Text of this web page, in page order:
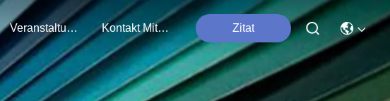
Veranstaltungen Kontakt Mit Uns Zitat